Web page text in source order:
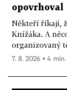
opovrhoval
Někteří říkají,
Knížáka. A
organizovaný
7. 8. 2026 ▪ 4